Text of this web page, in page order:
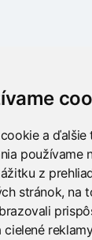
a ďalšie
používame
z
stránok, na
cielené